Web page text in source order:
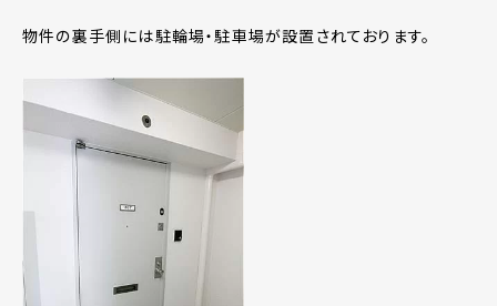
物件の裏手側には駐輪場・駐車場が設置されております。